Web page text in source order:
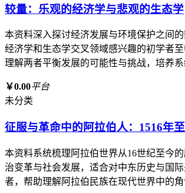
较量：乐观的经济学与悲观的生态学
本资料深入探讨经济发展与环境保护之间
经济学和生态学交叉领域感兴趣的初学者
理解两者平衡发展的可能性与挑战，培养
￥0.00平台
未分类
征服与革命中的阿拉伯人：1516年
本资料系统梳理阿拉伯世界从16世纪至今
治变革与社会发展，适合对中东历史与国
者，帮助理解阿拉伯民族在现代世界中的